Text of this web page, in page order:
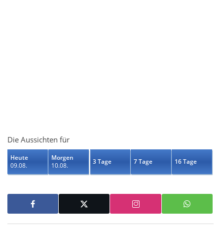
Die Aussichten für
Heute
09.08.
Morgen
10.08.
3 Tage 7 Tage 16 Tage